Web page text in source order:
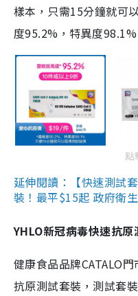
樣本，只需15分鐘就可
度95.2%，特異度98.1%
點
延伸閱讀：【快速測試
裝！最平$15起 政府衛
YHLO新冠病毒快速抗原
健康食品品牌CATALO
抗原測試套裝，測試套